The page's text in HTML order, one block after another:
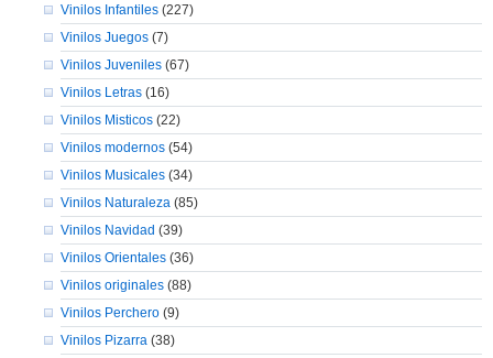
Vinilos Infantiles(227)
Vinilos Juegos(7)
Vinilos Juveniles(67)
Vinilos Letras(16)
Vinilos Misticos(22)
Vinilos modernos(54)
Vinilos Musicales(34)
Vinilos Naturaleza (85)
Vinilos Navidad (39)
Vinilos Orientales(36)
Vinilos originales(88)
Vinilos Perchero(9)
Vinilos Pizarra (38)